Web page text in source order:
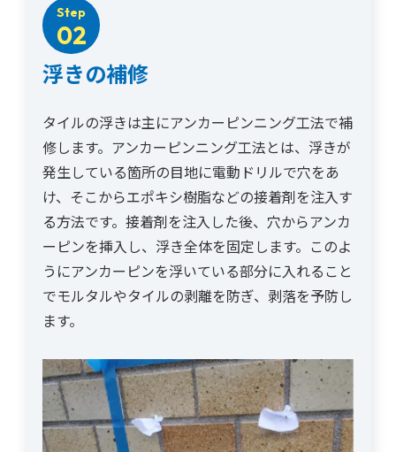
Step
02
浮きの補修
タイルの浮きは主にアンカーピンニング工法で補
修します。アンカーピンニング工法とは、浮きが
発生している箇所の目地に電動ドリルで穴をあ
け、そこからエポキシ樹脂などの接着剤を注入す
る方法です。接着剤を注入した後、穴からアンカ
ーピンを挿入し、浮き全体を固定します。このよ
うにアンカーピンを浮いている部分に入れること
でモルタルやタイルの剥離を防ぎ、剥落を予防し
ます。